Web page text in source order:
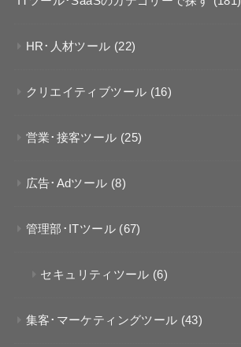
HR･人材ツール (22)
クリエイティブツール (16)
営業･接客ツール (25)
広告･Adツール (8)
管理部･ITツール (67)
セキュリティツール (6)
集客･マーケティングツール (43)